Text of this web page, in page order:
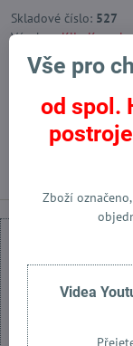
Skladové číslo: 527
Výrobce:Klin Kassel
Facebook
Externí
Vše pro
od spol.
Zboží
Videa